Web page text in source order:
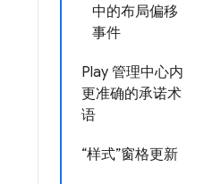
中的布局偏移
事件
Play 管理中心内
更准确的承诺术
语
“样式”窗格更新